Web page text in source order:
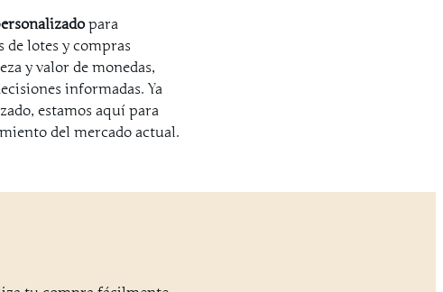
para
de lotes y compras
y valor de monedas,
informadas. Ya
estamos aquí para
del mercado actual.